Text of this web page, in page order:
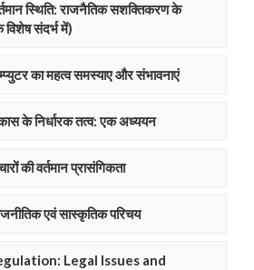
स्थिति: राजनैतिक सशक्तिकरण के
विशेष संदर्भ में)
का महत्व समस्याए और संभावनाएं
के निर्धारक तत्व: एक अध्ययन
की वर्तमान प्रासंगिकता
एवं सास्कृतिक परिचय
Legal Issues and